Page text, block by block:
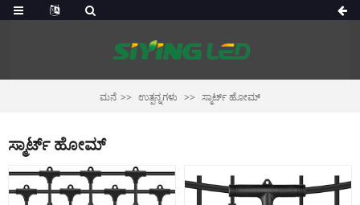
ಮನೆ ಉತ್ಪನ್ನಗಳು ಸ್ಮಾರ್ಟ್ ಹೋಮ್
ಸ್ಮಾರ್ಟ್ ಹೋಮ್